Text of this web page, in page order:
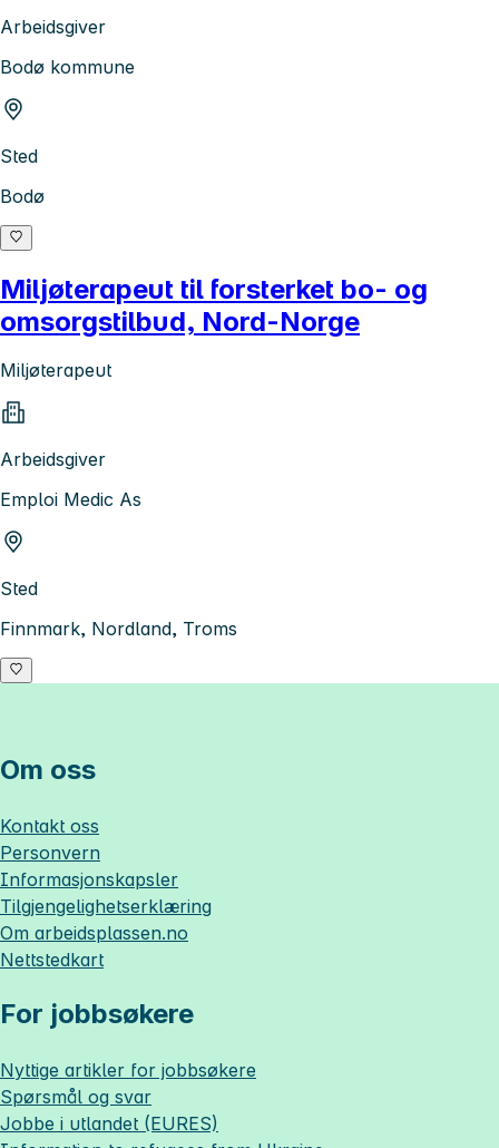
Arbeidsgiver
Bodø kommune
Sted
Bodø
Miljøterapeut til forsterket bo- og
omsorgstilbud, Nord-Norge
Miljøterapeut
Arbeidsgiver
Emploi Medic As
Sted
Finnmark, Nordland, Troms
Om oss
Kontakt oss
Personvern
Informasjonskapsler
Tilgjengelighetserklæring
Om arbeidsplassen.no
Nettstedkart
For jobbsøkere
Nyttige artikler for jobbsøkere
Spørsmål og svar
Jobbe i utlandet (EURES)